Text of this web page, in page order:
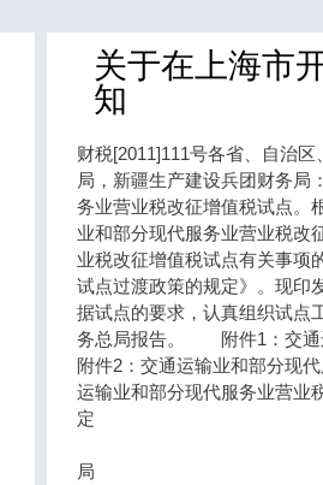
关于在上海市
知
财税[2011]111号各省、自治
局，新疆生产建设兵团财务
务业营业税改征增值税试点。
业和部分现代服务业营业税改
业税改征增值税试点有关事项
试点过渡政策的规定》。现
据试点的要求，认真组织试点
务总局报告。 附件1：交通
附件2：交通运输业和部分现
运输业和部分现代服务业营业
财政部
局 二○